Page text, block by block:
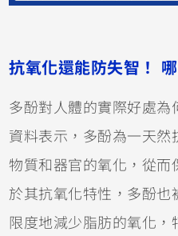
抗氧化還能防失智！
多酚對人體的實際好處為
資料表示，多酚為一天然
物質和器官的氧化，從而
於其抗氧化特性，多酚也
限度地減少脂肪的氧化